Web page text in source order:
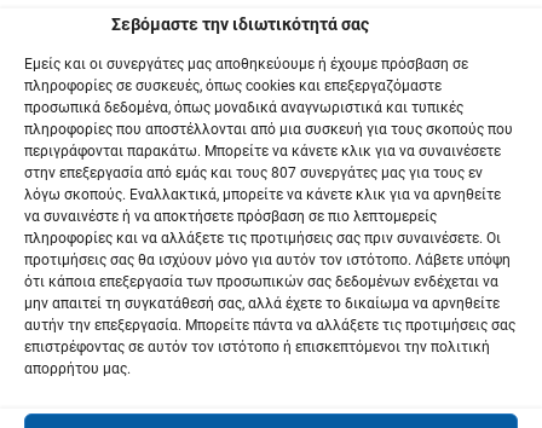
Σεβόμαστε την ιδιωτικότητά σας
Εμείς και οι συνεργάτες μας αποθηκεύουμε ή έχουμε πρόσβαση σε
πληροφορίες σε συσκευές, όπως cookies και επεξεργαζόμαστε
προσωπικά δεδομένα, όπως μοναδικά αναγνωριστικά και τυπικές
πληροφορίες που αποστέλλονται από μια συσκευή για τους σκοπούς που
περιγράφονται παρακάτω. Μπορείτε να κάνετε κλικ για να συναινέσετε
στην επεξεργασία από εμάς και τους 807 συνεργάτες μας για τους εν
λόγω σκοπούς. Εναλλακτικά, μπορείτε να κάνετε κλικ για να αρνηθείτε
να συναινέστε ή να αποκτήσετε πρόσβαση σε πιο λεπτομερείς
πληροφορίες και να αλλάξετε τις προτιμήσεις σας πριν συναινέσετε. Οι
προτιμήσεις σας θα ισχύουν μόνο για αυτόν τον ιστότοπο. Λάβετε υπόψη
ότι κάποια επεξεργασία των προσωπικών σας δεδομένων ενδέχεται να
μην απαιτεί τη συγκατάθεσή σας, αλλά έχετε το δικαίωμα να αρνηθείτε
αυτήν την επεξεργασία. Μπορείτε πάντα να αλλάξετε τις προτιμήσεις σας
επιστρέφοντας σε αυτόν τον ιστότοπο ή επισκεπτόμενοι την πολιτική
απορρήτου μας.
θ
ρ
ω
ν